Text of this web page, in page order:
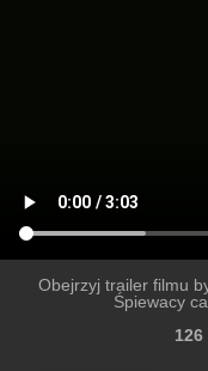
Obejrzyj trailer filmu
Śpiewacy
126